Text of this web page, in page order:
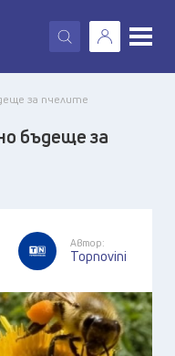
X
за пчелите
бъдеще за
Автор:
Topnovini